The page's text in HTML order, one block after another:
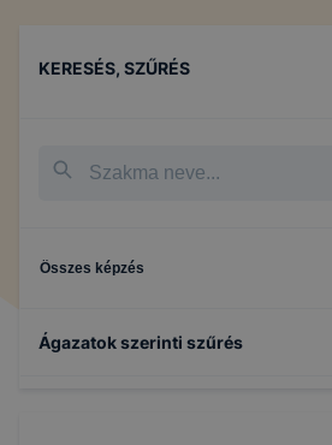
KERESÉS, SZŰRÉS
Összes képzés
Ágazatok szerinti szűrés